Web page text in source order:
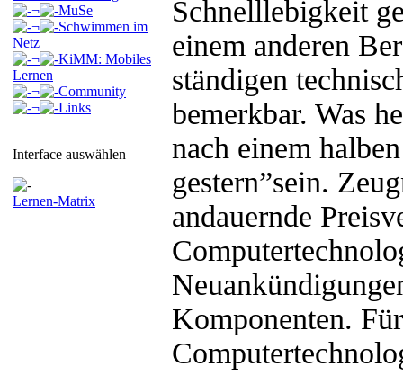
¬
MuSe
¬
Schwimmen im
Netz
¬
KiMM: Mobiles
Lernen
¬
Community
¬
Links
Interface auswählen
Lernen-Matrix
Schnelllebigkeit
einem anderen
ständigen
bemerkbar. Was
nach einem
gestern”sein.
andauernde
Komponenten.